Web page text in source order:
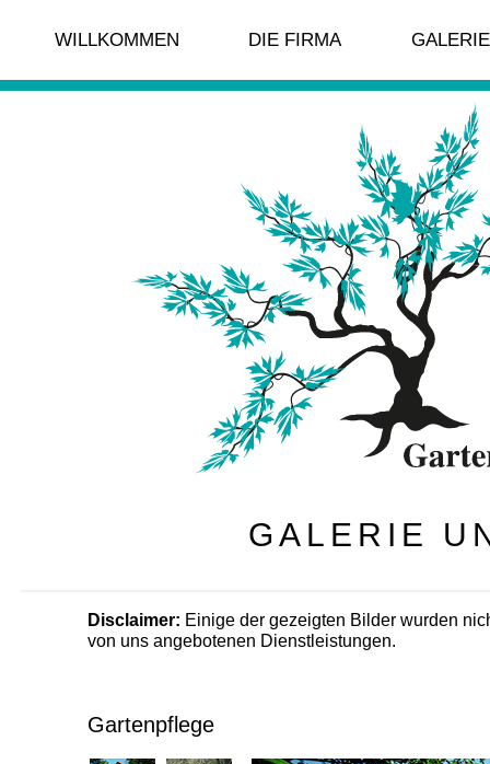
WILLKOMMEN DIE FIRMA GALERIE
GALERIE
Disclaimer: Einige der gezeigten Bilder wurden
von uns angebotenen Dienstleistungen.
Gartenpflege